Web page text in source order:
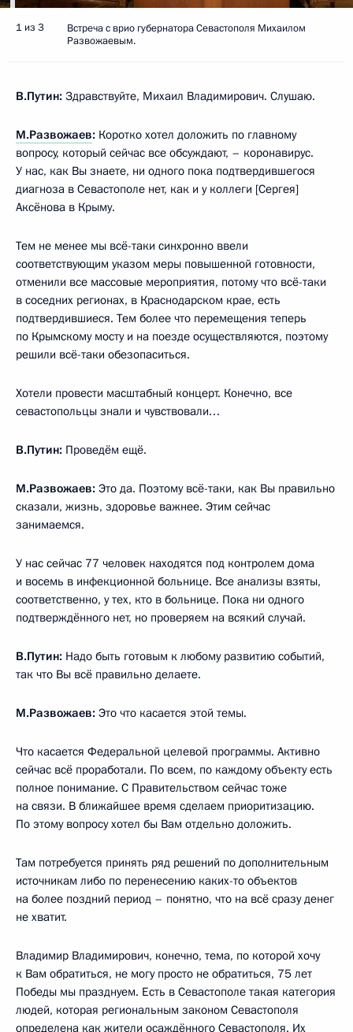
1 из 3
Встреча с врио губернатора Севастополя Михаилом
Развожаевым.
В.Путин: Здравствуйте, Михаил Владимирович. Слушаю.
М.Развожаев: Коротко хотел доложить по главному
вопросу, который сейчас все обсуждают, – коронавирус.
У нас, как Вы знаете, ни одного пока подтвердившегося
диагноза в Севастополе нет, как и у коллеги [Сергея]
Аксёнова в Крыму.
Тем не менее мы всё-таки синхронно ввели
соответствующим указом меры повышенной готовности,
отменили все массовые мероприятия, потому что всё-таки
в соседних регионах, в Краснодарском крае, есть
подтвердившиеся. Тем более что перемещения теперь
по Крымскому мосту и на поезде осуществляются, поэтому
решили всё-таки обезопаситься.
Хотели провести масштабный концерт. Конечно, все
севастопольцы знали и чувствовали…
В.Путин: Проведём ещё.
М.Развожаев: Это да. Поэтому всё-таки, как Вы правильно
сказали, жизнь, здоровье важнее. Этим сейчас
занимаемся.
У нас сейчас 77 человек находятся под контролем дома
и восемь в инфекционной больнице. Все анализы взяты,
соответственно, у тех, кто в больнице. Пока ни одного
подтверждённого нет, но проверяем на всякий случай.
В.Путин: Надо быть готовым к любому развитию событий,
так что Вы всё правильно делаете.
М.Развожаев: Это что касается этой темы.
Что касается Федеральной целевой программы. Активно
сейчас всё проработали. По всем, по каждому объекту есть
полное понимание. С Правительством сейчас тоже
на связи. В ближайшее время сделаем приоритизацию.
По этому вопросу хотел бы Вам отдельно доложить.
Там потребуется принять ряд решений по дополнительным
источникам либо по перенесению каких-то объектов
на более поздний период – понятно, что на всё сразу денег
не хватит.
Владимир Владимирович, конечно, тема, по которой хочу
к Вам обратиться, не могу просто не обратиться, 75 лет
Победы мы празднуем. Есть в Севастополе такая категория
людей, которая региональным законом Севастополя
определена как жители осаждённого Севастополя. Их